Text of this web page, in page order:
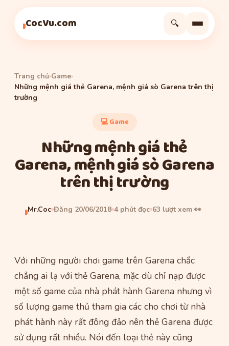
CocVu.com 🔍
Trang chủ›Game›
Những mệnh giá thẻ Garena, mệnh giá sò Garena trên thị
trường
💻 Game
Những mệnh giá thẻ
Garena, mệnh giá sò Garena
trên thị trường
Mr.Coc Đăng 20/06/2018 4 phút đọc 63 lượt xem 👀
Với những người chơi game trên Garena chắc
chẳng ai lạ với thẻ Garena, mặc dù chỉ nạp được
một số game của nhà phát hành Garena nhưng vì
số lượng game thủ tham gia các cho chơi từ nhà
phát hành này rất đông đảo nên thẻ Garena được
sử dụng rất nhiều. Nói đến loại thẻ này cũng
Game
Game
Game